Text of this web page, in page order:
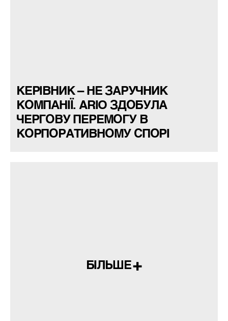
КЕРІВНИК – НЕ ЗАРУЧНИК
КОМПАНІЇ. ARIO ЗДОБУЛА
ЧЕРГОВУ ПЕРЕМОГУ В
КОРПОРАТИВНОМУ СПОРІ
БІЛЬШЕ